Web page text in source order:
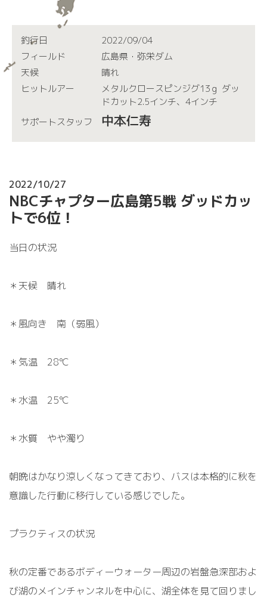
釣行日
2022/09/04
フィールド
広島県・弥栄ダム
天候
晴れ
ヒットルアー
メタルクロースピンジグ13ｇ ダッ
ドカット2.5インチ、4インチ
サポートスタッフ
中本仁寿
2022/10/27
NBCチャプター広島第5戦 ダッドカッ
トで6位！
当日の状況
＊天候 晴れ
＊風向き 南（弱風）
＊気温 28℃
＊水温 25℃
＊水質 やや濁り
朝晩はかなり涼しくなってきており、バスは本格的に秋を
意識した行動に移行している感じでした。
プラクティスの状況
秋の定番であるボディーウォーター周辺の岩盤急深部およ
び湖のメインチャンネルを中心に、湖全体を見て回りまし